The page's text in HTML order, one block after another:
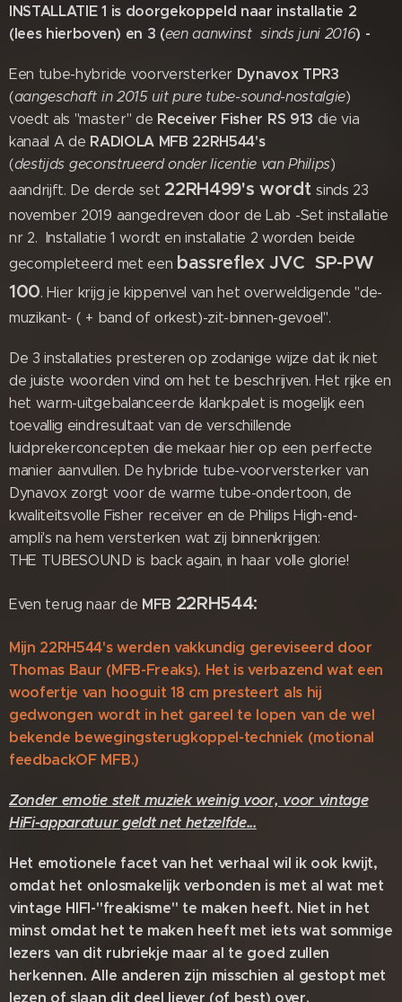
INSTALLATIE 1 is doorgekoppeld naar installatie 2
(lees hierboven) en 3 (een aanwinst sinds juni 2016) -
Een tube-hybride voorversterker Dynavox TPR3
(aangeschaft in 2015 uit pure tube-sound-nostalgie)
voedt als "master" de Receiver Fisher RS 913 die via
kanaal A de RADIOLA MFB 22RH544's
(destijds geconstrueerd onder licentie van Philips)
aandrijft. De derde set 22RH499's wordtsinds 23
november 2019 aangedreven door de Lab -Set installatie
nr 2. Installatie 1 wordt en installatie 2 worden beide
gecompleteerd met een bassreflexJVC SP-PW
100. Hier krijg je kippenvel van het overweldigende "de-
muzikant- ( + band of orkest)-zit-binnen-gevoel".
De 3 installaties presteren op zodanige wijze dat ik niet
de juiste woorden vind om het te beschrijven. Het rijke en
het warm-uitgebalanceerde klankpalet is mogelijk een
toevallig eindresultaat van de verschillende
luidprekerconcepten die mekaar hier op een perfecte
manier aanvullen. De hybride tube-voorversterker van
Dynavox zorgt voor de warme tube-ondertoon, de
kwaliteitsvolle Fisher receiver en de Philips High-end-
ampli's na hem versterken wat zij binnenkrijgen:
THE TUBESOUND is back again, in haar volle glorie!
Even terug naar de MFB 22RH544:
Mijn 22RH544's werden vakkundig gereviseerd door
Thomas Baur (MFB-Freaks). Het is verbazend wat een
woofertje van hooguit 18 cm presteert als hij
gedwongen wordt in het gareel te lopen van de wel
bekende bewegingsterugkoppel-techniek (motional
feedbackOF MFB.)
Zonder emotie stelt muziek weinig voor, voor vintage
HiFi-apparatuur geldt net hetzelfde...
Het emotionele facet van het verhaal wil ik ook kwijt,
omdat het onlosmakelijk verbonden is met al wat met
vintage HIFI-"freakisme" te maken heeft. Niet in het
minst omdat het te maken heeft met iets wat sommige
lezers van dit rubriekje maar al te goed zullen
herkennen. Alle anderen zijn misschien al gestopt met
lezen of slaan dit deel liever (of best) over.